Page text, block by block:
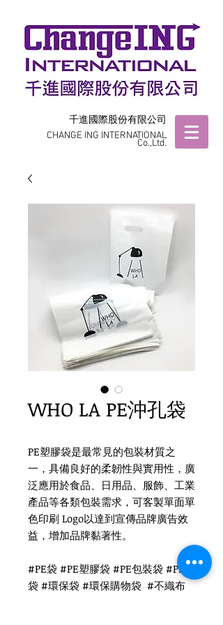
千進國際股份有限公司
CHANGE ING INTERNATIONAL
Co.,Ltd.
WHO LA PE沖孔袋
PE塑膠袋是最常見的包裝材質之
一，具備良好的柔韌性與實用性，廣
泛應用於食品、日用品、服飾、工業
產品等各類包裝需求，可客製單面單
色印刷 Logo以達到宣傳品牌廣告效
益，增加品牌黏著性。
#PE袋 #PE塑膠袋 #PE包裝袋 #PE膠
袋 #環保袋 #環保購物袋 #不織布